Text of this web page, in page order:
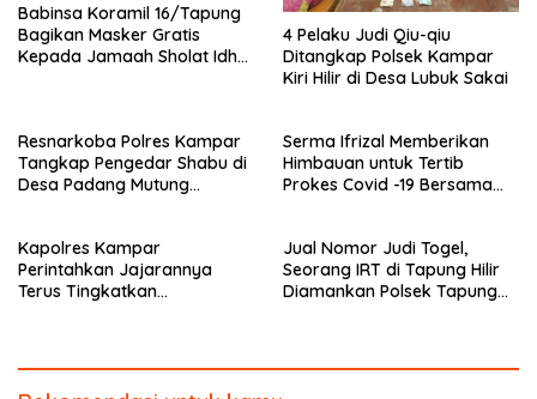
Babinsa Koramil 16/Tapung
Bagikan Masker Gratis
Kepada Jamaah Sholat Idhul
4 Pelaku Judi Qiu-qiu
Ditangkap Polsek Kampar
Kiri Hilir di Desa Lubuk Sakai
Resnarkoba Polres Kampar
Tangkap Pengedar Shabu di
Desa Padang Mutung
Serma Ifrizal Memberikan
Himbauan untuk Tertib
Prokes Covid -19 Bersama
Kapolres Kampar
Perintahkan Jajarannya
Terus Tingkatkan
Jual Nomor Judi Togel,
Seorang IRT di Tapung Hilir
Diamankan Polsek Tapung